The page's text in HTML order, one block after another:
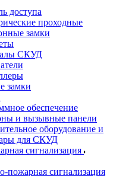
доступа
проходные
замки
СКУД
замки
обеспечение
и вызывные панели
оборудование и
для СКУД
сигнализация
пожарная сигнализация